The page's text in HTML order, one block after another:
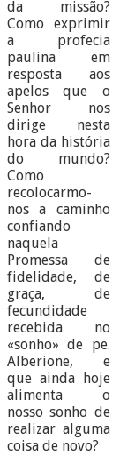
da missão?
Como exprimir
a profecia
paulina em
resposta aos
apelos que o
Senhor nos
dirige nesta
hora da história
do mundo?
Como
recolocarmo-
nos a caminho
confiando
naquela
Promessa de
fidelidade, de
graça, de
fecundidade
recebida no
«sonho» de pe.
Alberione, e
que ainda hoje
alimenta o
nosso sonho de
realizar alguma
coisa de novo?